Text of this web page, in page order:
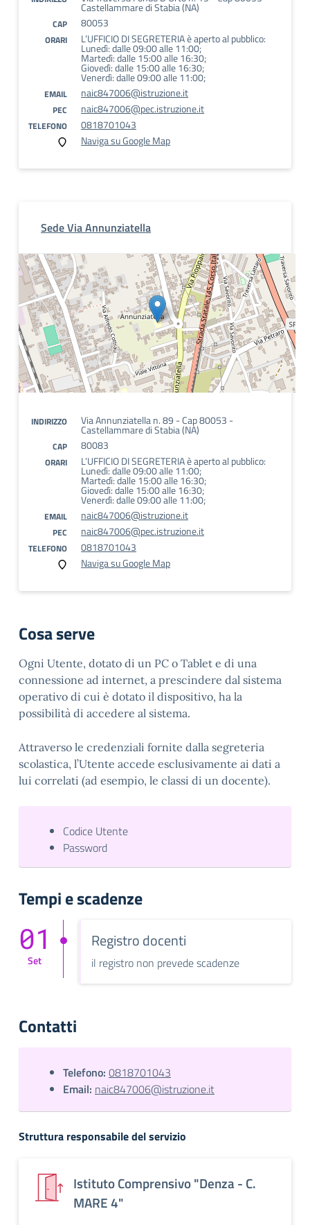
Castellammare di Stabia (NA)
CAP 80053
ORARI L’UFFICIO DI SEGRETERIA è aperto al pubblico:
Lunedì: dalle 09:00 alle 11:00;
Martedì: dalle 15:00 alle 16:30;
Giovedì: dalle 15:00 alle 16:30;
Venerdì: dalle 09:00 alle 11:00;
EMAIL naic847006@istruzione.it
PEC naic847006@pec.istruzione.it
TELEFONO
0818701043
Naviga su Google Map
Sede Via Annunziatella
INDIRIZZO Via Annunziatella n. 89 - Cap 80053 -
Castellammare di Stabia (NA)
CAP 80083
ORARI L’UFFICIO DI SEGRETERIA è aperto al pubblico:
Lunedì: dalle 09:00 alle 11:00;
Martedì: dalle 15:00 alle 16:30;
Giovedì: dalle 15:00 alle 16:30;
Venerdì: dalle 09:00 alle 11:00;
EMAIL naic847006@istruzione.it
PEC naic847006@pec.istruzione.it
TELEFONO
0818701043
Naviga su Google Map
Cosa serve
Ogni Utente, dotato di un PC o Tablet e di una
connessione ad internet, a prescindere dal sistema
operativo di cui è dotato il dispositivo, ha la
possibilità di accedere al sistema.
Attraverso le credenziali fornite dalla segreteria
scolastica, l’Utente accede esclusivamente ai dati a
lui correlati (ad esempio, le classi di un docente).
Codice Utente
Password
Tempi e scadenze
01
Set
Registro docenti
il registro non prevede scadenze
Contatti
Telefono: 0818701043
Email: naic847006@istruzione.it
Struttura responsabile del servizio
Istituto Comprensivo "Denza - C.
MARE 4"